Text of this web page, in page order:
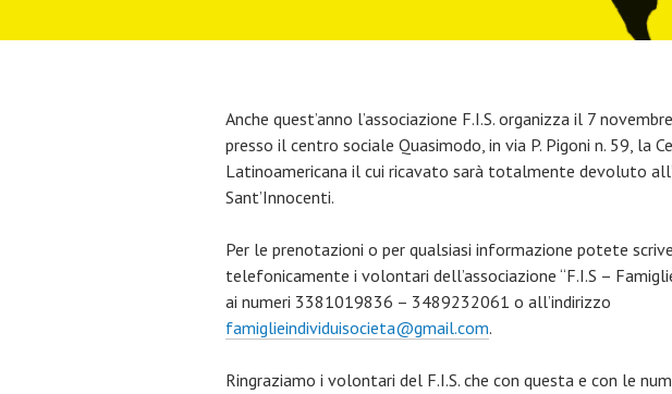
Anche quest’anno l’associazione F.I.S. organizza il 7
presso il centro sociale Quasimodo, in via P. Pigoni n. 59, la
Latinoamericana il cui ricavato sarà totalmente devoluto
Sant’Innocenti.
Per le prenotazioni o per qualsiasi informazione potete
telefonicamente i volontari dell’associazione “F.I.S –
ai numeri 3381019836 – 3489232061 o all’indirizzo
famiglieindividuisocieta@gmail.com.
Ringraziamo i volontari del F.I.S. che con questa e con le